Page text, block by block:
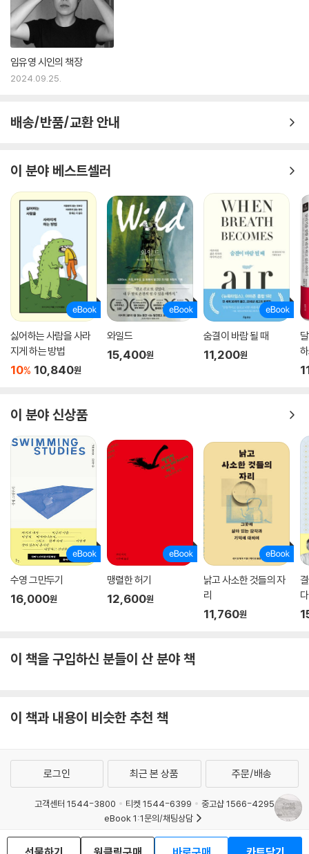
임유영 시인의 책장
2024.09.25.
배송/반품/교환 안내
이 분야 베스트셀러
싫어하는 사람을 사라
지게 하는 방법
10% 10,840원
와일드
15,400원
숨결이 바람 될 때
11,200원
이 분야 신상품
수영 그만두기
16,000원
맹렬한 허기
12,600원
낡고 사소한 것들의 자
리
11,760원
다
이 책을 구입하신 분들이 산 분야 책
이 책과 내용이 비슷한 추천 책
로그인 최근 본 상품 주문/배송
고객센터 1544-3800 티켓 1544-6399
중고샵 1566-4295
eBook 1:1문의/채팅상담
예스이십사(주) 사업자 정보